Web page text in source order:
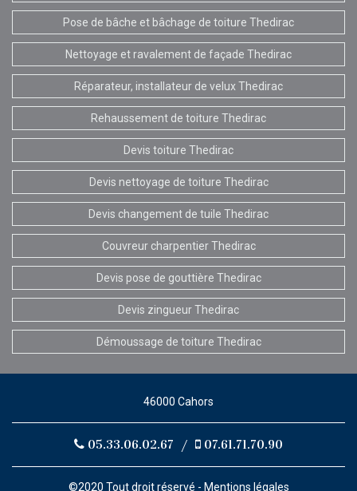
Pose de bâche et bâchage de toiture Thedirac
Nettoyage et ravalement de façade Thedirac
Réparateur, installateur de velux Thedirac
Rehaussement de toiture Thedirac
Devis toiture Thedirac
Devis nettoyage de toiture Thedirac
Devis changement de tuile Thedirac
Couvreur charpentier Thedirac
Devis pose de gouttière Thedirac
Devis zingueur Thedirac
Démoussage de toiture Thedirac
46000 Cahors
05.33.06.02.67 / 07.61.71.70.90
©2020 Tout droit réservé - Mentions légales